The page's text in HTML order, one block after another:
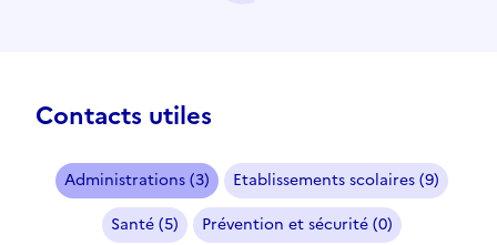
Contacts utiles
Administrations (3)
Etablissements scolaires (9)
Santé (5)
Prévention et sécurité (0)